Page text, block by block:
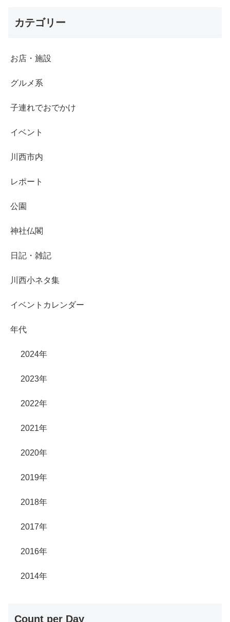
カテゴリー
お店・施設
グルメ系
子連れでおでかけ
イベント
川西市内
レポート
公園
神社仏閣
日記・雑記
川西小ネタ集
イベントカレンダー
年代
2024年
2023年
2022年
2021年
2020年
2019年
2018年
2017年
2016年
2014年
Count per Day